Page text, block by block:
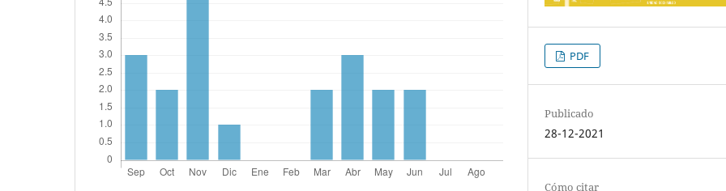
PDF
Publicado
28-12-2021
Cómo citar